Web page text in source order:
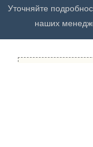
Уточняйте
наших